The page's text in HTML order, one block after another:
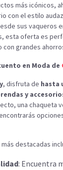
más icónicos,
con el estilo
sus vaqueros
esta oferta es
con grandes
en Moda de
, disfruta de hasta
y
una chaqueta
destacadas
: Encuentra